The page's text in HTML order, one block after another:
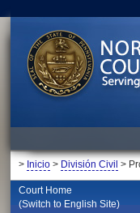
> Inicio > División Civil >
Court Home
(Switch to English Site)